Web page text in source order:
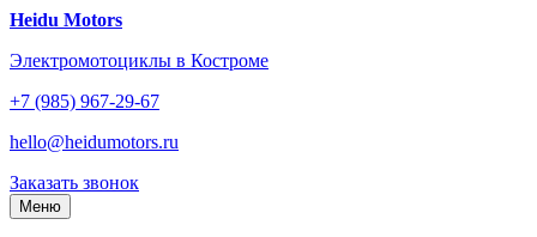
Перейти
содержанию
Heidu Motors
Электромотоциклы в Костроме
+7 (985) 967-29-67
hello@heidumotors.ru
Заказать звонок
Меню